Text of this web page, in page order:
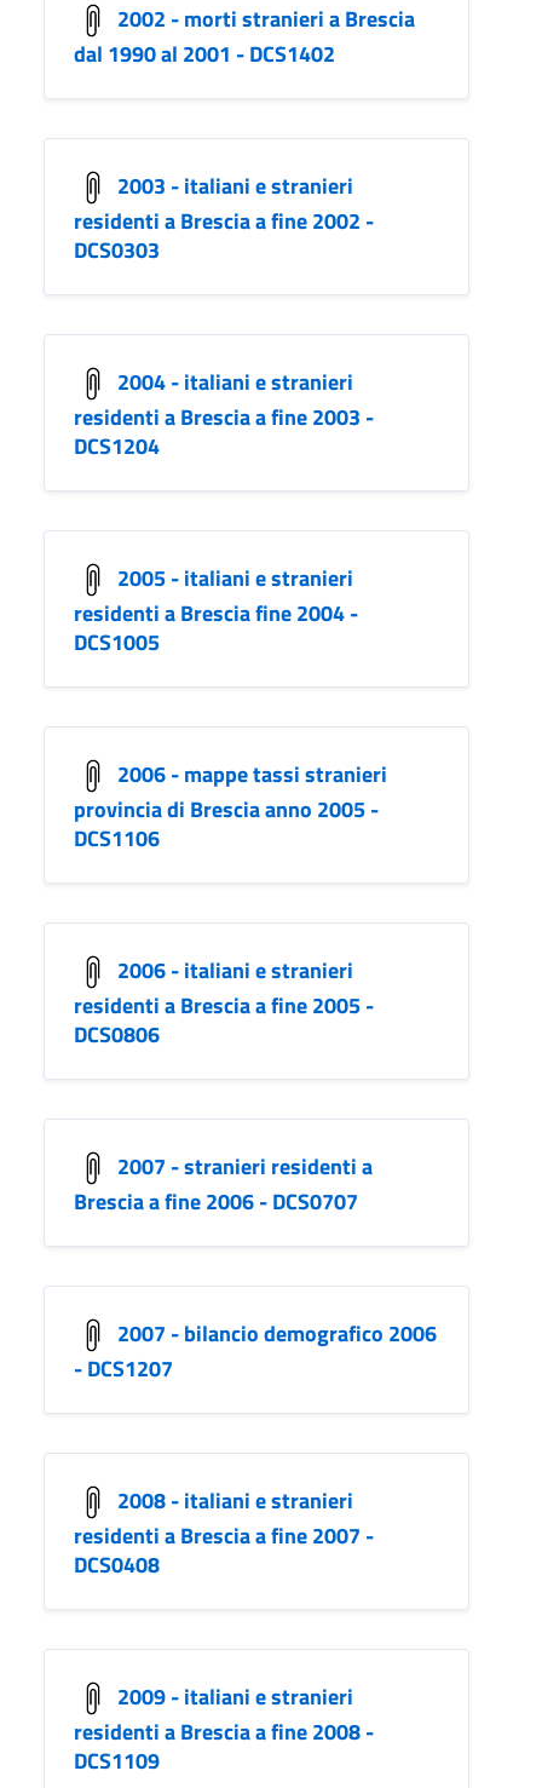
2002 - morti stranieri a Brescia
dal 1990 al 2001 - DCS1402
2003 - italiani e stranieri
residenti a Brescia a fine 2002 -
DCS0303
2004 - italiani e stranieri
residenti a Brescia a fine 2003 -
DCS1204
2005 - italiani e stranieri
residenti a Brescia fine 2004 -
DCS1005
2006 - mappe tassi stranieri
provincia di Brescia anno 2005 -
DCS1106
2006 - italiani e stranieri
residenti a Brescia a fine 2005 -
DCS0806
2007 - stranieri residenti a
Brescia a fine 2006 - DCS0707
2007 - bilancio demografico 2006
- DCS1207
2008 - italiani e stranieri
residenti a Brescia a fine 2007 -
DCS0408
2009 - italiani e stranieri
residenti a Brescia a fine 2008 -
DCS1109